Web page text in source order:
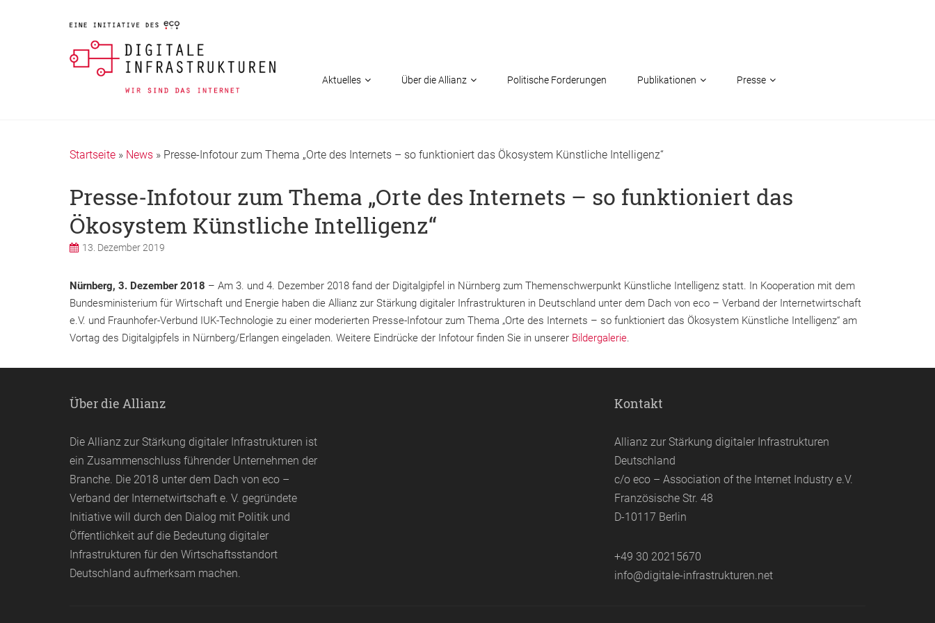
Aktuelles Über die Allianz Politische Forderungen Publikationen Presse
Startseite » News » Presse-Infotour zum Thema „Orte des Internets – so funktioniert das Ökosystem Künstliche Intelligenz“
Presse-Infotour zum Thema „Orte des Internets – so funktioniert das
Ökosystem Künstliche Intelligenz“
13. Dezember 2019
Nürnberg, 3. Dezember 2018 – Am 3. und 4. Dezember 2018 fand der Digitalgipfel in Nürnberg zum Themenschwerpunkt Künstliche Intelligenz statt. In Kooperation mit dem
Bundesministerium für Wirtschaft und Energie haben die Allianz zur Stärkung digitaler Infrastrukturen in Deutschland unter dem Dach von eco – Verband der Internetwirtschaft
e.V. und Fraunhofer-Verbund IUK-Technologie zu einer moderierten Presse-Infotour zum Thema „Orte des Internets – so funktioniert das Ökosystem Künstliche Intelligenz“ am
Vortag des Digitalgipfels in Nürnberg/Erlangen eingeladen. Weitere Eindrücke der Infotour finden Sie in unserer Bildergalerie.
Über die Allianz
Die Allianz zur Stärkung digitaler Infrastrukturen ist
ein Zusammenschluss führender Unternehmen der
Branche. Die 2018 unter dem Dach von eco –
Verband der Internetwirtschaft e. V. gegründete
Initiative will durch den Dialog mit Politik und
Öffentlichkeit auf die Bedeutung digitaler
Infrastrukturen für den Wirtschaftsstandort
Deutschland aufmerksam machen.
Kontakt
Allianz zur Stärkung digitaler Infrastrukturen
Deutschland
c/o eco – Association of the Internet Industry e.V.
Französische Str. 48
D-10117 Berlin
+49 30 20215670
info@digitale-infrastrukturen.net